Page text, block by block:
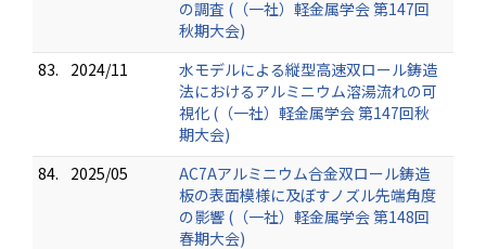
の調査 (（一社）軽金属学会 第147回
秋期大会)
83.
2024/11
水モデルによる縦型高速双ロール鋳造
法におけるアルミニウム溶湯流れの可
視化 (（一社）軽金属学会 第147回秋
期大会)
84.
2025/05
AC7Aアルミニウム合金双ロール鋳造
板の表面模様に及ぼすノズル先端角度
の影響 (（一社）軽金属学会 第148回
春期大会)